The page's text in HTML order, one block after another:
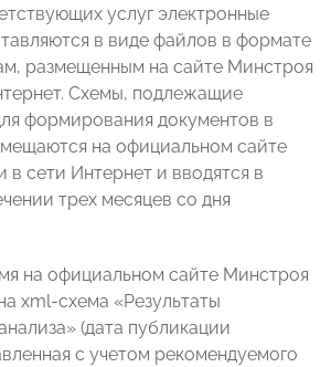
услуг электронные
в виде файлов в формате
размещенным на сайте Минстроя
Схемы, подлежащие
формирования документов в
на официальном сайте
сети Интернет и вводятся в
трех месяцев со дня
на официальном сайте Минстроя
xml-схема «Результаты
(дата публикации
с учетом рекомендуемого